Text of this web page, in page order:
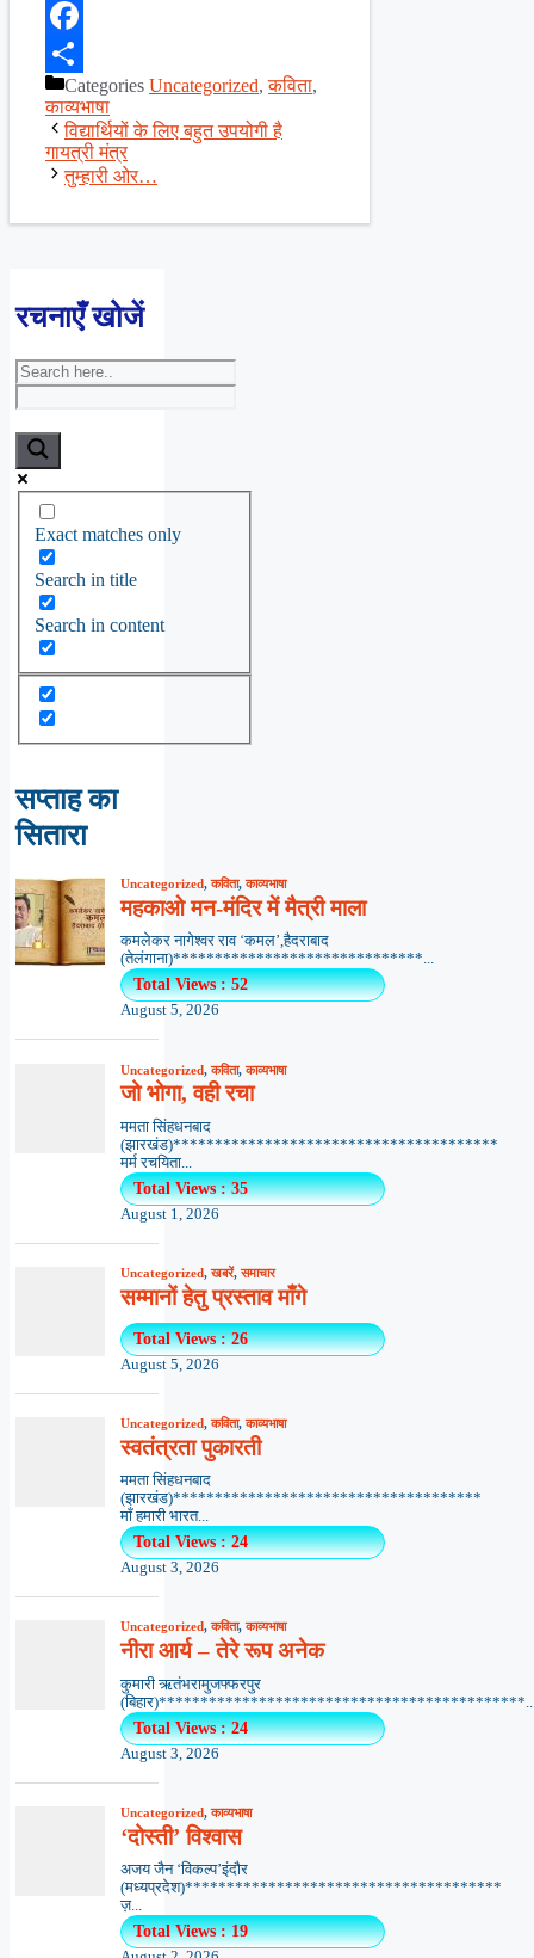
X
Facebook
ShareCategories Uncategorized,कविता,
काव्यभाषा
विद्यार्थियों के लिए बहुत उपयोगी है
गायत्री मंत्र
तुम्हारी ओर…
रचनाएँ खोजें
Exact matches only
Search in title
Search in content
सप्ताह का
सितारा
Uncategorized,कविता,काव्यभाषा
महकाओ मन-मंदिर में मैत्री माला
कमलेकर नागेश्वर राव ‘कमल’,हैदराबाद
(तेलंगाना)******************************...
Total Views : 52
August 5, 2026
Uncategorized,कविता,काव्यभाषा
जो भोगा, वही रचा
ममता सिंहधनबाद
(झारखंड)***************************************
मर्म रचयिता...
Total Views : 35
August 1, 2026
Uncategorized,खबरें,समाचार
सम्मानों हेतु प्रस्ताव माँगे
Total Views : 26
August 5, 2026
Uncategorized,कविता,काव्यभाषा
स्वतंत्रता पुकारती
ममता सिंहधनबाद
(झारखंड)*************************************
माँ हमारी भारत...
Total Views : 24
August 3, 2026
Uncategorized,कविता,काव्यभाषा
नीरा आर्य – तेरे रूप अनेक
कुमारी ऋतंभरामुजफ्फरपुर
Total Views : 24
August 3, 2026
Uncategorized,काव्यभाषा
‘दोस्ती’ विश्वास
अजय जैन ‘विकल्प’इंदौर
(मध्यप्रदेश)**************************************
ज़...
Total Views : 19